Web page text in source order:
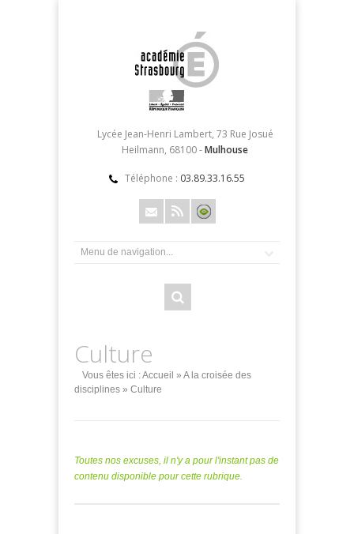
Lycée Jean-Henri Lambert, 73 Rue Josué
Heilmann, 68100 -Mulhouse
Téléphone : 03.89.33.16.55
Culture
Vous êtes ici :Accueil » A la croisée des
disciplines » Culture
Toutes nos excuses, il n'y a pour l'instant pas de
contenu disponible pour cette rubrique.